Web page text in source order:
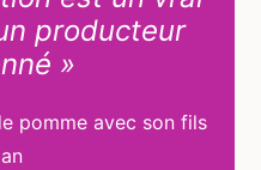
producteur
»
pomme avec son fils